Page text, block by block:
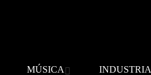
MÚSICA INDUSTRIA